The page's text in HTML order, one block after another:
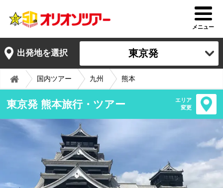
メニュー
出発地を選択 東京発
国内ツアー 九州 熊本
東京発 熊本旅行・ツアー
エリア
変更